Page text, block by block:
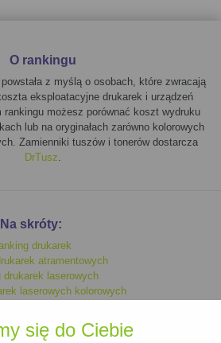
się do Ciebie
O rankingu
z myślą o osobach, które zwracają
eksploatacyjne drukarek i urządzeń
możesz porównać koszt wydruku
lub na oryginałach zarówno kolorowych
Zamienniki tuszów i tonerów dostarcza
DrTusz.
Na skróty:
drukarek
atramentowych
drukarek laserowych
laserowych kolorowych
drukarek kolorowych
drukarek laserowych